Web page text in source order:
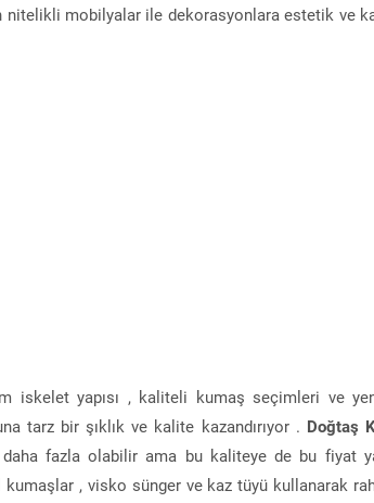
nitelikli mobilyalar ile dekorasyonlara estetik ve
iskelet yapısı , kaliteli kumaş seçimleri ve
tarz bir şıklık ve kalite kazandırıyor . Doğtaş
fazla olabilir ama bu kaliteye de bu fiyat
, visko sünger ve kaz tüyü kullanarak